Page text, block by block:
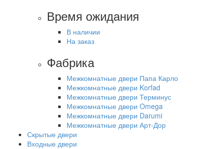
Время ожидания
В наличии
На заказ
Фабрика
Межкомнатные двери Папа Карло
Межкомнатные двери Korfad
Межкомнатные двери Терминус
Межкомнатные двери Omega
Межкомнатные двери Darumi
Межкомнатные двери Арт-Дор
Скрытые двери
Входные двери